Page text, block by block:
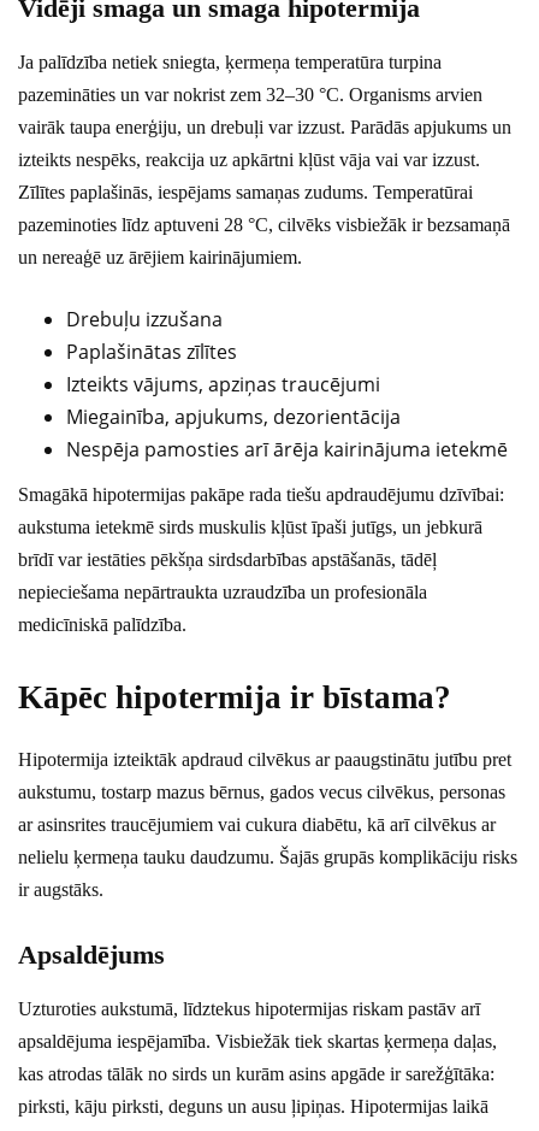
Vidēji smaga un smaga hipotermija
Ja palīdzība netiek sniegta, ķermeņa temperatūra turpina
pazemināties un var nokrist zem 32–30 °C. Organisms arvien
vairāk taupa enerģiju, un drebuļi var izzust. Parādās apjukums un
izteikts nespēks, reakcija uz apkārtni kļūst vāja vai var izzust.
Zīlītes paplašinās, iespējams samaņas zudums. Temperatūrai
pazeminoties līdz aptuveni 28 °C, cilvēks visbiežāk ir bezsamaņā
un nereaģē uz ārējiem kairinājumiem.
Drebuļu izzušana
Paplašinātas zīlītes
Izteikts vājums, apziņas traucējumi
Miegainība, apjukums, dezorientācija
Nespēja pamosties arī ārēja kairinājuma ietekmē
Smagākā hipotermijas pakāpe rada tiešu apdraudējumu dzīvībai:
aukstuma ietekmē sirds muskulis kļūst īpaši jutīgs, un jebkurā
brīdī var iestāties pēkšņa sirdsdarbības apstāšanās, tādēļ
nepieciešama nepārtraukta uzraudzība un profesionāla
medicīniskā palīdzība.
Kāpēc hipotermija ir bīstama?
Hipotermija izteiktāk apdraud cilvēkus ar paaugstinātu jutību pret
aukstumu, tostarp mazus bērnus, gados vecus cilvēkus, personas
ar asinsrites traucējumiem vai cukura diabētu, kā arī cilvēkus ar
nelielu ķermeņa tauku daudzumu. Šajās grupās komplikāciju risks
ir augstāks.
Apsaldējums
Uzturoties aukstumā, līdztekus hipotermijas riskam pastāv arī
apsaldējuma iespējamība. Visbiežāk tiek skartas ķermeņa daļas,
kas atrodas tālāk no sirds un kurām asins apgāde ir sarežģītāka:
pirksti, kāju pirksti, deguns un ausu ļipiņas. Hipotermijas laikā